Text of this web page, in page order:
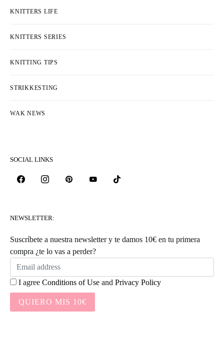
KNITTERS LIFE
KNITTERS SERIES
KNITTING TIPS
STRIKKESTING
WAK NEWS
SOCIAL LINKS
NEWSLETTER:
Suscríbete a nuestra newsletter y te damos 10€ en tu primera
compra ¿te lo vas a perder?
I agree Conditions of Use and Privacy Policy
QUIERO MIS 10€